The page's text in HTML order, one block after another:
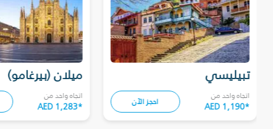
ميلان (بيرغامو)
اتجاه واحد من
AED 1,283*
تبيليسي
اتجاه واحد من
AED 1,190* احجز الآن